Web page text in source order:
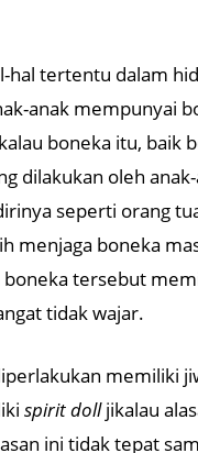
hal tertentu dalam
anak mempunyai
boneka itu, baik
dilakukan oleh
seperti orang
menjaga boneka
tersebut
tidak wajar.
memiliki
spirit dolljikalau
ini tidak tepat